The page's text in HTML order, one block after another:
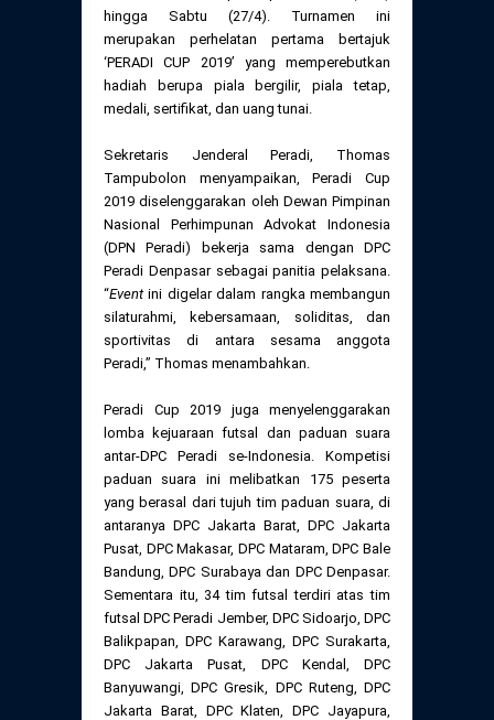
Perubahan Peraturan Perpindahan Domisili
Anggota
Daftar Perkara Dewan Kehormatan Pusat
Daftar Perkara Dewan Kehormatan Daerah
hingga Sabtu (27/4). Turnamen ini
merupakan perhelatan pertama bertajuk
‘PERADI CUP 2019’ yang memperebutkan
hadiah berupa piala bergilir, piala tetap,
medali, sertifikat, dan uang tunai.
Sekretaris Jenderal Peradi, Thomas
Tampubolon menyampaikan, Peradi Cup
2019 diselenggarakan oleh Dewan Pimpinan
Nasional Perhimpunan Advokat Indonesia
(DPN Peradi) bekerja sama dengan DPC
Peradi Denpasar sebagai panitia pelaksana.
“Eventini digelar dalam rangka membangun
silaturahmi, kebersamaan, soliditas, dan
sportivitas di antara sesama anggota
Peradi,” Thomas menambahkan.
Peradi Cup 2019 juga menyelenggarakan
lomba kejuaraan futsal dan paduan suara
antar-DPC Peradi se-Indonesia. Kompetisi
paduan suara ini melibatkan 175 peserta
yang berasal dari tujuh tim paduan suara, di
antaranya DPC Jakarta Barat, DPC Jakarta
Pusat, DPC Makasar, DPC Mataram, DPC Bale
Bandung, DPC Surabaya dan DPC Denpasar.
Sementara itu, 34 tim futsal terdiri atas tim
futsal DPC Peradi Jember, DPC Sidoarjo, DPC
Balikpapan, DPC Karawang, DPC Surakarta,
DPC Jakarta Pusat, DPC Kendal, DPC
Banyuwangi, DPC Gresik, DPC Ruteng, DPC
Jakarta Barat, DPC Klaten, DPC Jayapura,